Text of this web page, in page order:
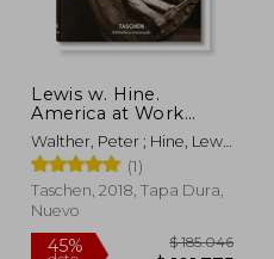
Lewis w. Hine.
America at Work
(Bibliotheca
Universalis) (en
Inglés)
Walther, Peter ; Hine, Lewis
W.
(1)
Taschen, 2018, Tapa Dura,
Nuevo